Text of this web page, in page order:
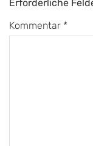
Erforderliche
Kommentar *